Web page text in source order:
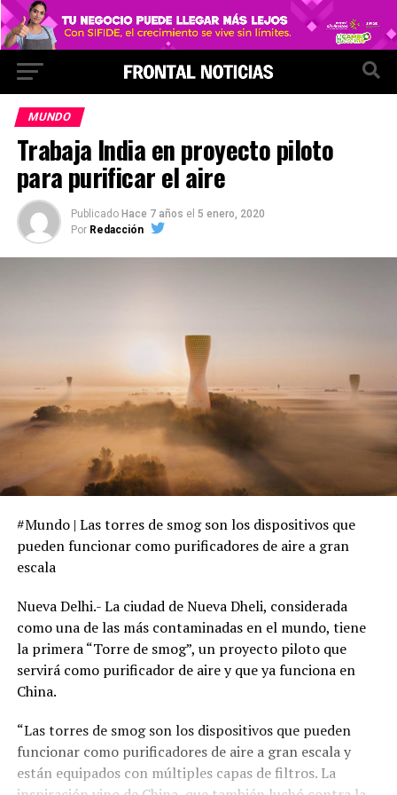
MUNDO
Trabaja India en proyecto piloto
para purificar el aire
Publicado Hace 7 años el 5 enero, 2020
Por Redacción
#Mundo | Las torres de smog son los dispositivos que
pueden funcionar como purificadores de aire a gran
escala
Nueva Delhi.- La ciudad de Nueva Dheli, considerada
como una de las más contaminadas en el mundo, tiene
la primera “Torre de smog”, un proyecto piloto que
servirá como purificador de aire y que ya funciona en
China.
“Las torres de smog son los dispositivos que pueden
funcionar como purificadores de aire a gran escala y
están equipados con múltiples capas de filtros. La